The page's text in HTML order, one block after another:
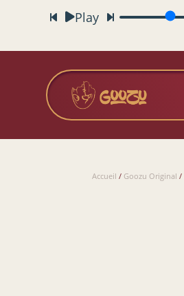
Play
Accueil / Goozu Original /